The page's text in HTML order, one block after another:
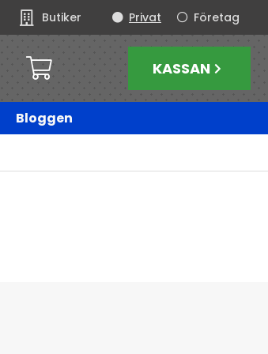
Butiker Företag
Privat
KASSAN
Bloggen